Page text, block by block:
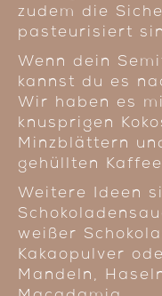
zudem die
pasteurisiert
Wenn dein
kannst du es
Wir haben es
knusprigen
Minzblättern
gehüllten
Weitere Ideen
weißer
Kakaopulver
Mandeln,